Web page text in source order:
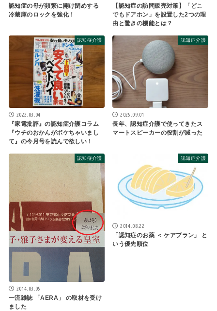
認知症の母が頻繁に開け閉めする
冷蔵庫のロックを強化！
【認知症の訪問販売対策】「どこ
でもドアホン」を設置した2つの理
由と驚きの機能とは？
認知症介護
2022.03.04
『家電批評』の認知症介護コラム
『ウチのおかんがボケちゃいまし
て』の今月号を読んで欲しい！
認知症介護
2025.09.01
長年、認知症介護で使ってきたス
マートスピーカーの役割が減った
認知症介護
2014.03.05
一流雑誌 「AERA」 の取材を受け
ました
認知症介護
2014.08.22
「認知症のお薬 ＜ ケアプラン」 と
いう優先順位